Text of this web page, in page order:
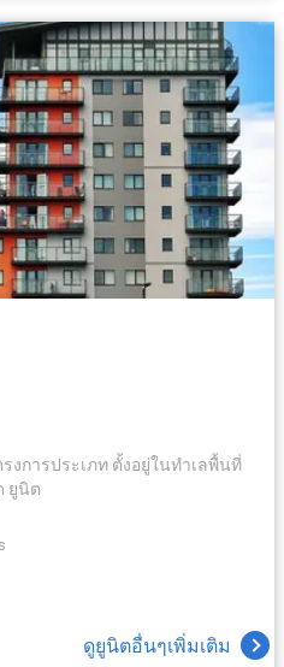
งการประเภท ตั้งอยู่ในทำเลพื้นที่
ยูนิต
ดูยูนิตอื่นๆเพิ่มเติม